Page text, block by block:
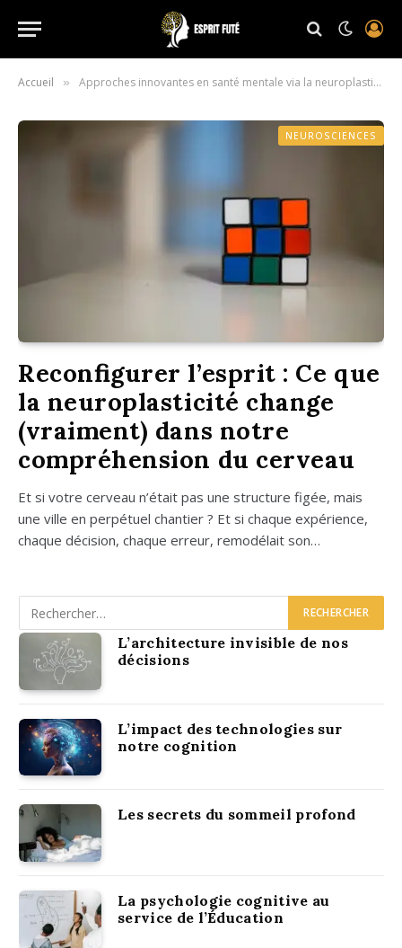
Accueil » Approches innovantes en santé mentale via la neuroplasticité
NEUROSCIENCES
Reconfigurer l’esprit : Ce que
la neuroplasticité change
(vraiment) dans notre
compréhension du cerveau
Et si votre cer­veau n’était pas une struc­ture figée, mais
une ville en per­pé­tuel chan­tier ? Et si chaque expé­rience,
chaque déci­sion, chaque erreur, remo­dé­lait son…
L’architecture invisible de nos
décisions
L’impact des technologies sur
notre cognition
Les secrets du sommeil profond
La psychologie cognitive au
service de l’Éducation